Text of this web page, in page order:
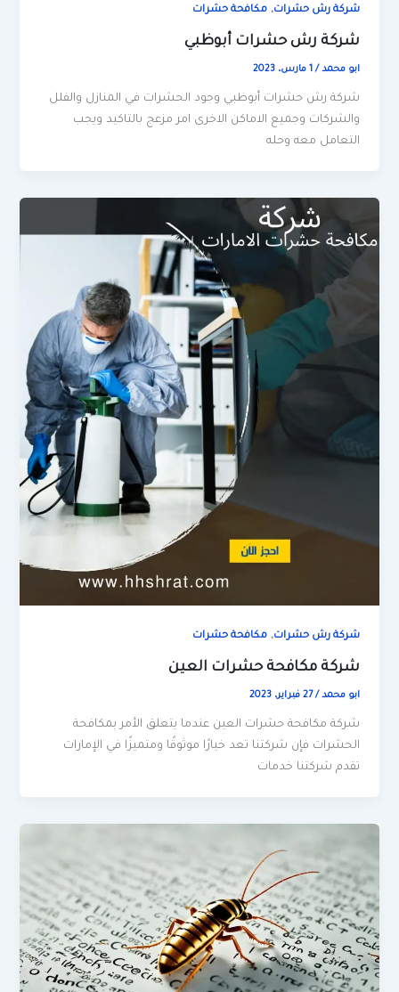
شركة رش حشرات,مكافحة حشرات
شركة رش حشرات أبوظبي
ابو محمد/1 مارس، 2023
شركة رش حشرات أبوظبي وجود الحشرات في المنازل والفلل
والشركات وجميع الاماكن الاخرى امر مزعج بالتاكيد ويجب
التعامل معه وحله
شركة رش حشرات,مكافحة حشرات
شركة مكافحة حشرات العين
ابو محمد/27 فبراير، 2023
شركة مكافحة حشرات العين عندما يتعلق الأمر بمكافحة
الحشرات فإن شركتنا تعد خيارًا موثوقًا ومتميزًا في الإمارات
تقدم شركتنا خدمات